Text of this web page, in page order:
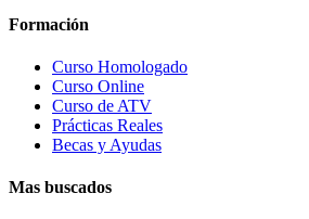
Formación
Curso Homologado
Curso Online
Curso de ATV
Prácticas Reales
Becas y Ayudas
Mas buscados